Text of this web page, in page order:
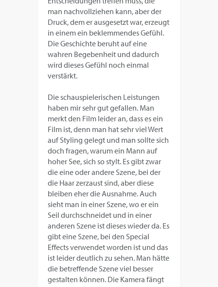
man nachvollziehen kann, aber der
Druck, dem er ausgesetzt war, erzeugt
in einem ein beklemmendes Gefühl.
Die Geschichte beruht auf eine
wahren Begebenheit und dadurch
wird dieses Gefühl noch einmal
verstärkt.
Die schauspielerischen Leistungen
haben mir sehr gut gefallen. Man
merkt den Film leider an, dass es ein
Film ist, denn man hat sehr viel Wert
auf Styling gelegt und man sollte sich
doch fragen, warum ein Mann auf
hoher See, sich so stylt. Es gibt zwar
die eine oder andere Szene, bei der
die Haar zerzaust sind, aber diese
bleiben eher die Ausnahme. Auch
sieht man in einer Szene, wo er ein
Seil durchschneidet und in einer
anderen Szene ist dieses wieder da. Es
gibt eine Szene, bei den Special
Effects verwendet worden ist und das
ist leider deutlich zu sehen. Man hätte
die betreffende Szene viel besser
gestalten können. Die Kamera fängt